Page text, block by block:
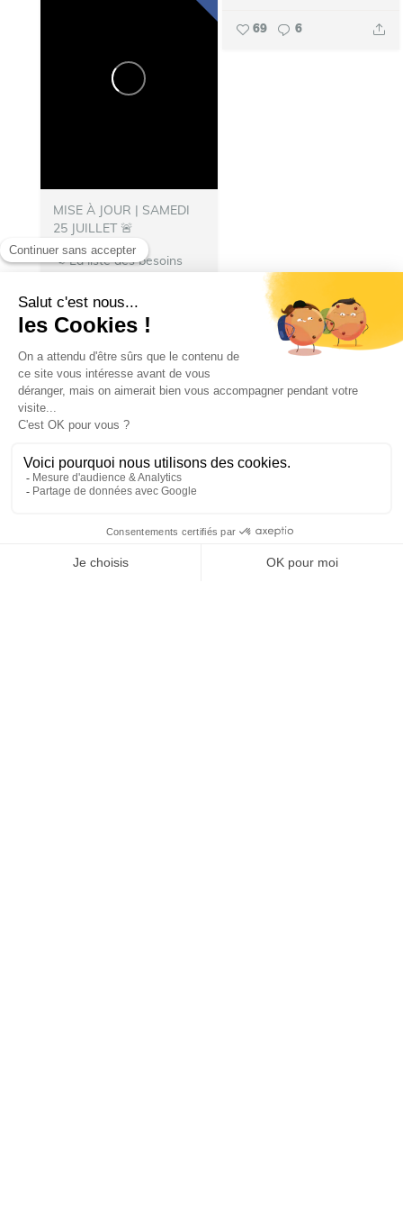
69 6
MISE À JOUR | SAMEDI
25 JUILLET 🚨
📢 La liste des besoins
avons besoin de
nourriture pour les repas
des pompiers hébergés à
Talence. N’hésitez pas à
donner : 🍽️ Denrées...
25 juillet 2026 19 h 27 min
25 13 1
SHOW MORE